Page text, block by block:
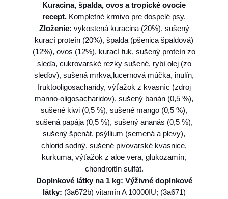
a
r
m
i
n
a
N
&
D
d
o
g
T
R
P
Kuracina, špalda, ovos a tropické ovocie
recept. Kompletné krmivo pre dospelé psy.
Zloženie: vykostená kuracina (20%), sušený
kurací proteín (20%), špalda (pšenica špaldová)
(12%), ovos (12%), kurací tuk, sušený proteín zo
sleďa, cukrovarské rezky sušené, rybí olej (zo
sleďov), sušená mrkva,lucernová múčka, inulín,
fruktooligosacharidy, výťažok z kvasníc (zdroj
manno-oligosacharidov), sušený banán (0,5 %),
sušené kiwi (0,5 %), sušené mango (0,5 %),
sušená papája (0,5 %), sušený ananás (0,5 %),
sušený špenát, psýllium (semená a plevy),
chlorid sodný, sušené pivovarské kvasnice,
kurkuma, výťažok z aloe vera, glukozamín,
chondroitín sulfát.
Doplnkové látky na 1 kg: Výživné doplnkové
látky: (3a672b) vitamín A 10000IU; (3a671)